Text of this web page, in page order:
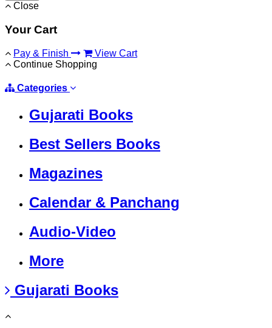
Close
Your Cart
Pay & Finish
View Cart
Continue Shopping
Categories
Gujarati Books
Best Sellers Books
Magazines
Calendar & Panchang
Audio-Video
More
Gujarati Books